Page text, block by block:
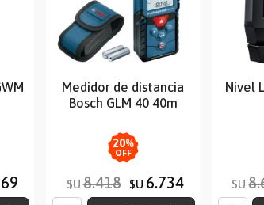
Medidor de distancia
Bosch GLM 40 40m
20%
OFF
$U 8.418 $U 6.734
Nivel
$U